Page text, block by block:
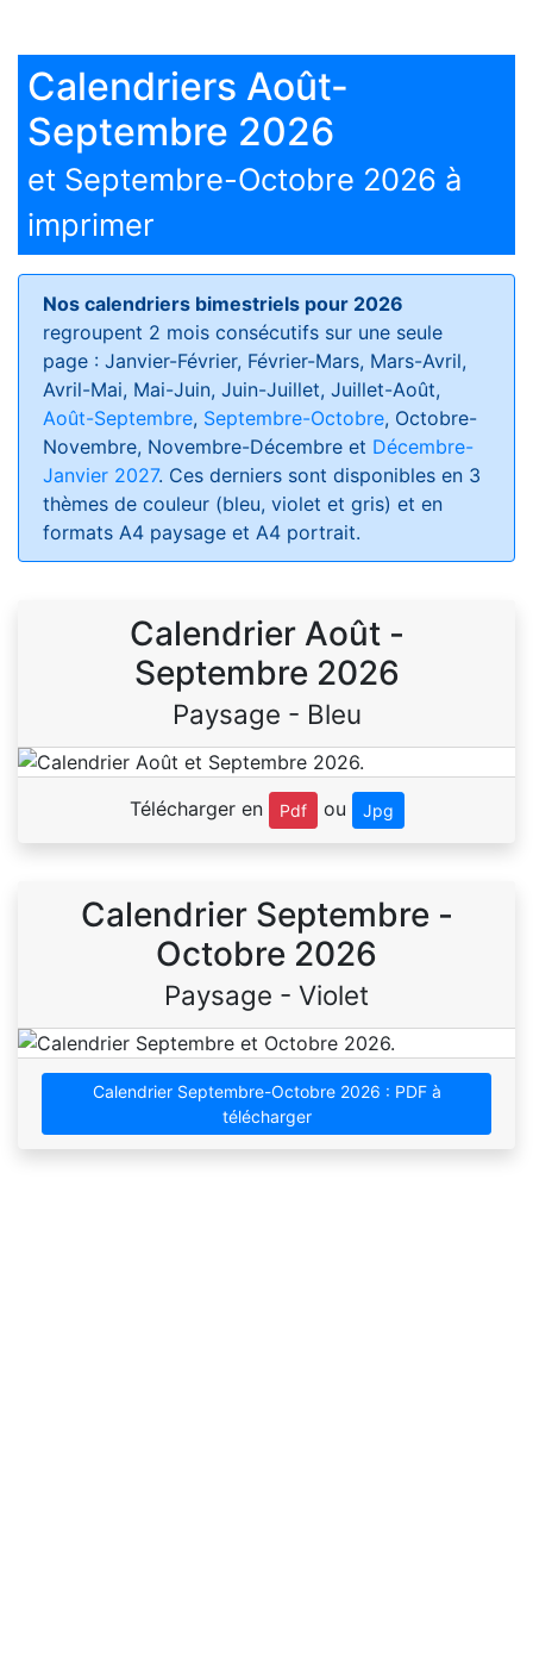
Calendriers Août-
Septembre 2026
et Septembre-Octobre 2026 à
imprimer
Nos calendriers bimestriels pour 2026
regroupent 2 mois consécutifs sur une seule
page : Janvier-Février, Février-Mars, Mars-Avril,
Avril-Mai, Mai-Juin, Juin-Juillet, Juillet-Août,
Août-Septembre, Septembre-Octobre, Octobre-
Novembre, Novembre-Décembre et Décembre-
Janvier 2027. Ces derniers sont disponibles en 3
thèmes de couleur (bleu, violet et gris) et en
formats A4 paysage et A4 portrait.
Calendrier Août -
Septembre 2026
Paysage - Bleu
Télécharger en Pdf ou Jpg
Calendrier Septembre -
Octobre 2026
Paysage - Violet
Calendrier Septembre-Octobre 2026 : PDF à
télécharger